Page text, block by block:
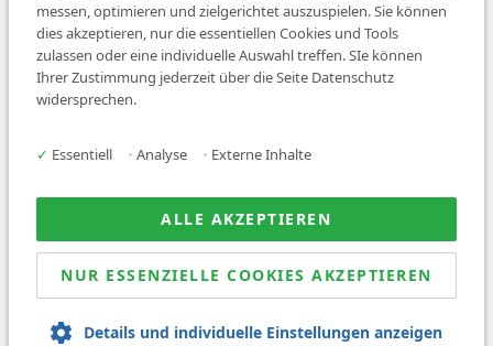
Job finden
Über uns
News
© 2026 Sanovetis. All rights reserved.
messen, optimieren und zielgerichtet auszuspielen. Sie können
dies akzeptieren, nur die essentiellen Cookies und Tools
zulassen oder eine individuelle Auswahl treffen. SIe können
Ihrer Zustimmung jederzeit über die Seite Datenschutz
widersprechen.
✓ Essentiell • Analyse • Externe Inhalte
ALLE AKZEPTIEREN
NUR ESSENZIELLE COOKIES AKZEPTIEREN
Details und individuelle Einstellungen anzeigen